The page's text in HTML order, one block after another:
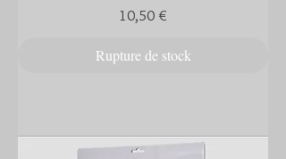
Prix
10,50 €
Rupture de stock